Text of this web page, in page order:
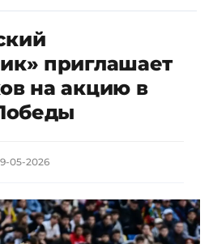
приглашает
на акцию в
9-05-2026